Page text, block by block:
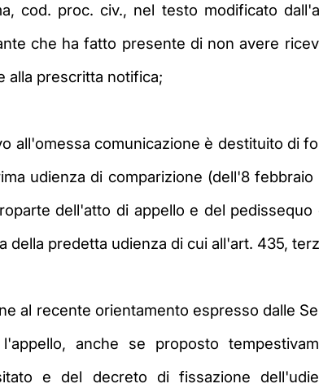
cod. proc. civ., nel testo modificato
che ha fatto presente di non avere
alla prescritta notifica;
all'omessa comunicazione è destituito di
udienza di comparizione (dell'8
dell'atto di appello e del
della predetta udienza di cui all'art. 435,
al recente orientamento espresso dalle
anche se proposto
e del decreto di fissazione